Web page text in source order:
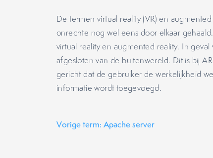
De termen virtual reality (VR) en
onrechte nog wel eens door elkaar
virtual reality en augmented reality. In
afgesloten van de buitenwereld. Dit is bij
gericht dat de gebruiker de werkelijkheid
informatie wordt toegevoegd.
Vorige term: Apache server